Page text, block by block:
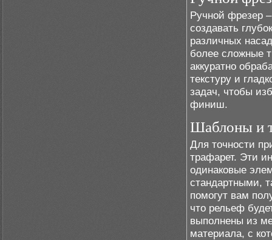
Ручной фрезер
создавать
различных
более сложные
аккуратно
текстуру и
задач, чтобы
финиш.
Шаблоны и
Для точности
трафарет. Эти
одинаковые
стандартными,
помогут вам
что рельеф
выполнены из
материала, с